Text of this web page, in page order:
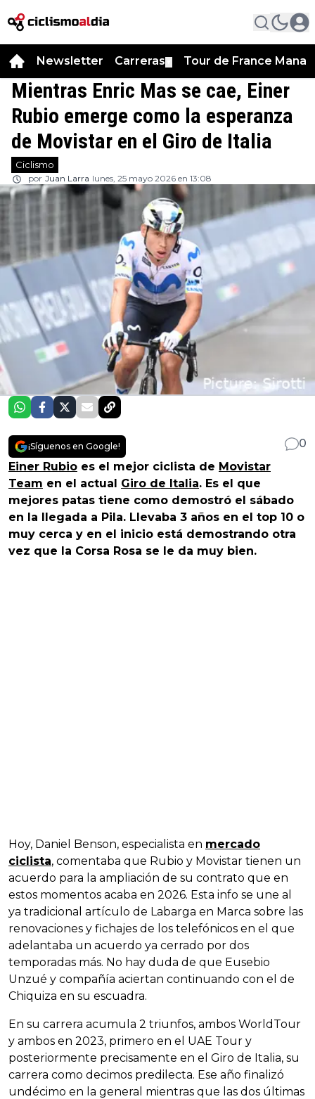
Newsletter Carreras Tour de France
Mientras Enric Mas se cae, Einer
Rubio emerge como la esperanza
de Movistar en el Giro de Italia
Ciclismo
por Juan Larra lunes, 25 mayo 2026 en 13:08
¡Síguenos en Google!
0
Einer Rubio es el mejor ciclista de Movistar
Team en el actual Giro de Italia. Es el que
mejores patas tiene como demostró el sábado
en la llegada a Pila. Llevaba 3 años en el top 10 o
muy cerca y en el inicio está demostrando otra
vez que la Corsa Rosa se le da muy bien.
Hoy, Daniel Benson, especialista en mercado
ciclista, comentaba que Rubio y Movistar tienen un
acuerdo para la ampliación de su contrato que en
estos momentos acaba en 2026. Esta info se une al
ya tradicional artículo de Labarga en Marca sobre las
renovaciones y fichajes de los telefónicos en el que
adelantaba un acuerdo ya cerrado por dos
temporadas más. No hay duda de que Eusebio
Unzué y compañía aciertan continuando con el de
Chiquiza en su escuadra.
En su carrera acumula 2 triunfos, ambos WorldTour
y ambos en 2023, primero en el UAE Tour y
posteriormente precisamente en el Giro de Italia, su
carrera como decimos predilecta. Ese año finalizó
undécimo en la general mientras que las dos últimas